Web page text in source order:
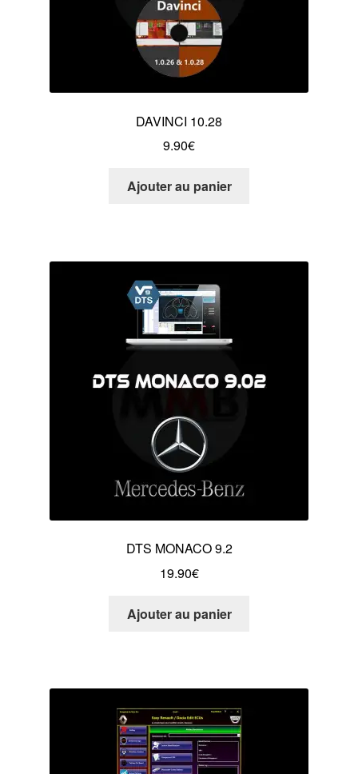
DAVINCI 10.28
9.90€
Ajouter au panier
DTS MONACO 9.2
19.90€
Ajouter au panier